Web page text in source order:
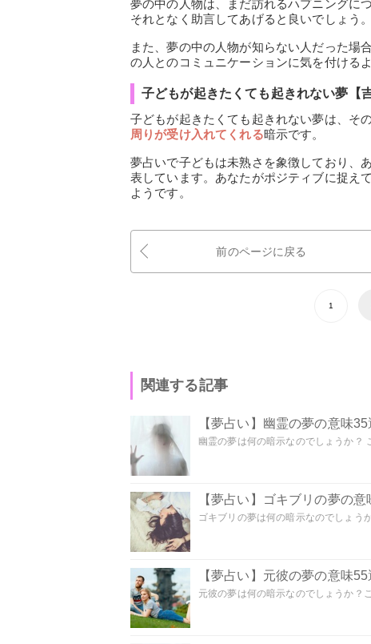
夢の中の人物は、まだ訪れるハプニングに
それとなく助言してあげると良いでしょう。
また、夢の中の人物が知らない人だった場
の人とのコミュニケーションに気を付ける
子どもが起きたくても起きれない夢【吉
子どもが起きたくても起きれない夢は、そ
周りが受け入れてくれる暗示です。
夢占いで子どもは未熟さを象徴しており、
表しています。あなたがポジティブに捉え
ようです。
前のページに戻る
1
関連する記事
【夢占い】幽霊の夢の意味
幽霊の夢は何の暗示なのでしょうか？
【夢占い】ゴキブリの夢の
ゴキブリの夢は何の暗示なのでしょう
【夢占い】元彼の夢の意味
元彼の夢は何の暗示なのでしょうか？